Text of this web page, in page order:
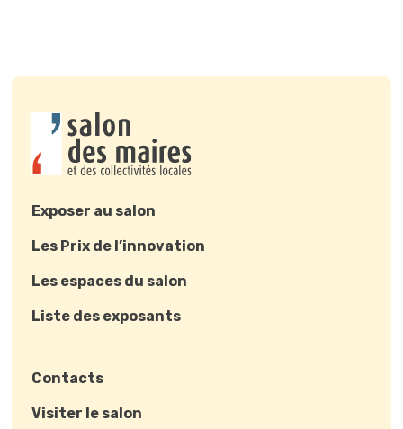
Exposer au salon
Les Prix de l’innovation
Les espaces du salon
Liste des exposants
Contacts
Visiter le salon